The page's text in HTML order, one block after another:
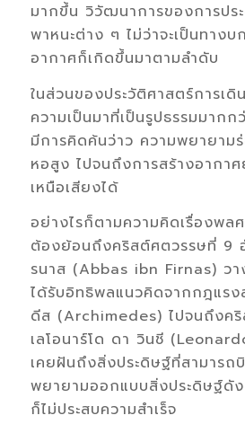
มากขึ้น วิวัฒนาการของการป
พาหนะต่าง ๆ ไม่ว่าจะเป็นทาง
อากาศก็เกิดขึ้นมาตามลำดับ
ในส่วนของประวัติศาสตร์การเดิ
ความเป็นมาที่เป็นรูปธรรมมาก
มีการคิดค้นว่าว ความพยายาม
หอสูง ไปจนถึงการสร้างอากาศ
เหนือเสียงได้
อย่างไรก็ตามความคิดเรื่องพล
ต้องย้อนถึงคริสต์ศตวรรษที่ 9
รนาส (Abbas ibn Firnas) วา
ได้รับอิทธิพลแนวคิดจากกฎแร
ดีส (Archimedes) ไปจนถึงค
เลโอนาร์โด ดา วินชี
เคยฝันถึงสิ่งประดิษฐ์ที่สามารถ
พยายามออกแบบสิ่งประดิษฐ์ดั
ก็ไม่ประสบความสำเร็จ